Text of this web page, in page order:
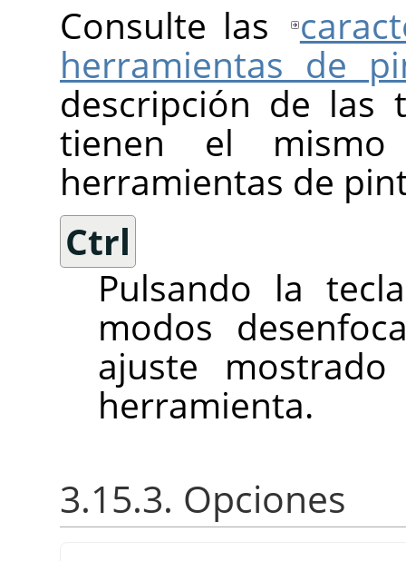
Consulte las
herramientas de
descripción de las
tienen el
herramientas de
Ctrl
Pulsando la
modos
ajuste
herramienta.
3.15.3. Opciones